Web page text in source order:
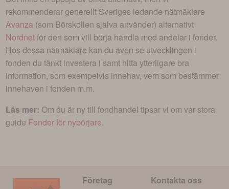
rekommenderar generellt Sveriges ledande nätmäklare
Avanza (som Börskollen själva använder) alternativt
Nordnetför den som vill börja handla med andelar ifonder.
Hos dessa nätmäklare kan du även se utvecklingen i
fonden du tänkt investera i samt hitta ytterligare bra
information, som exempelvis innehav, vem som bestämmer
innehaven i fonden m.m.
Läs mer: Om du är ny till fondhandel tipsar vi om vår stora
guide Fonder för nybörjare.
Företag Kontakta oss